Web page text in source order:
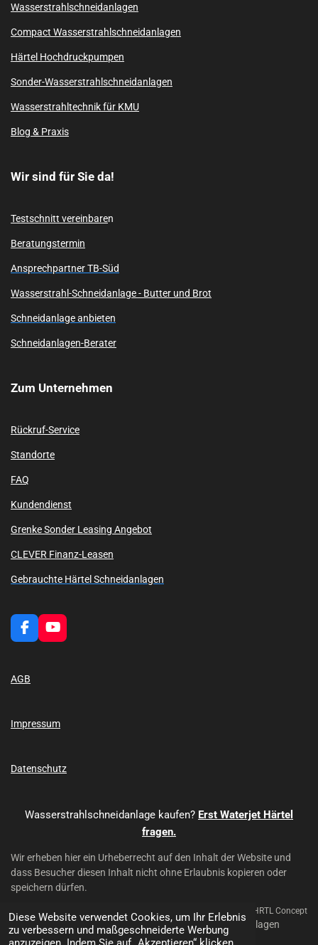
Diese Website verwendet Cookies, um Ihr Erlebnis
zu verbessern und maßgeschneiderte Werbung
Wasserstrahlschneidanlagen
Compact Wasserstrahlschneidanlagen
Härtel Hochdruckpumpen
Sonder-Wasserstrahlschneidanlagen
Wasserstrahltechnik für KMU
Blog & Praxis
Wir sind für Sie da!
Testschnitt vereinbaren
Beratungstermin
Ansprechpartner TB-Süd
Wasserstrahl-Schneidanlage - Butter und Brot
Schneidanlage anbieten
Schneidanlagen-Berater
Zum Unternehmen
Rückruf-Service
Standorte
FAQ
Kundendienst
Grenke Sonder Leasing Angebot
CLEVER Finanz-Leasen
Gebrauchte Härtel Schneidanlagen
F
a
b
k
Y
o
AGB
Impressum
Datenschutz
Wasserstrahlschneidanlage kaufen? Erst Waterjet Härtel
fragen.
Wir erheben hier ein Urheberrecht auf den Inhalt der Website und
dass Besucher diesen Inhalt nicht ohne Erlaubnis kopieren oder
speichern dürfen.
Mit Unterstützung von HRTL Concept
© 2024 - 2026 Waterjet Härtel - Wasserstrahl-Schneidanlagen